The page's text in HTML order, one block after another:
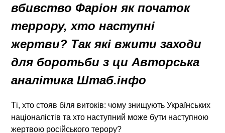
вбивство Фаріон як початок
террору, хто наступні
жертви? Так які вжити заходи
для боротьби з ци Авторська
аналітика Штаб.інфо
Ті, хто стояв біля витоків: чому знищують Українських
націоналістів та хто наступний може бути наступною
жертвою російського терору?